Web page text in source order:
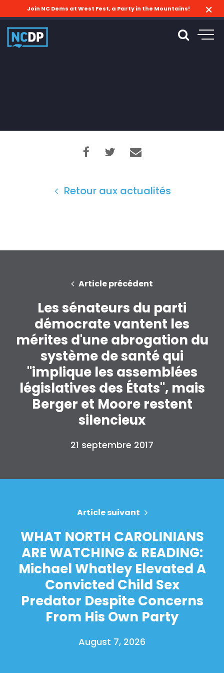
Join NC Dems at West Fest, a Party in the Mountains!
Retour aux actualités
Article précédent
Les sénateurs du parti
démocrate vantent les
mérites d'une abrogation du
système de santé qui
"implique les assemblées
législatives des États", mais
Berger et Moore restent
silencieux
21 septembre 2017
Article suivant
WHAT NORTH CAROLINIANS
ARE WATCHING & READING:
Michael Whatley Elevated A
Convicted Child Sex
Predator Despite Concerns
From His Own Party
August 7, 2026